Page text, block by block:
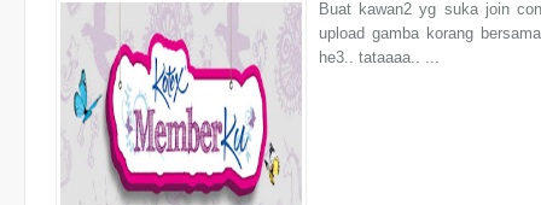
Buat kawan2 yg suka join
upload gamba korang
he3.. tataaaa.. ...